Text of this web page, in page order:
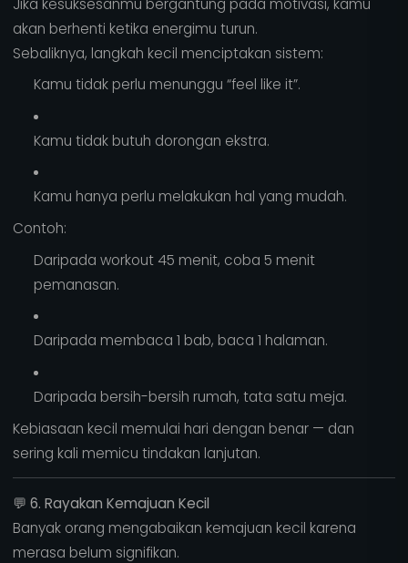
akan berhenti ketika energimu turun.
Sebaliknya, langkah kecil menciptakan sistem:
Kamu tidak perlu menunggu “feel like it”.
Kamu tidak butuh dorongan ekstra.
Kamu hanya perlu melakukan hal yang mudah.
Contoh:
Daripada workout 45 menit, coba 5 menit
pemanasan.
Daripada membaca 1 bab, baca 1 halaman.
Daripada bersih-bersih rumah, tata satu meja.
Kebiasaan kecil memulai hari dengan benar — dan
sering kali memicu tindakan lanjutan.
💬 6. Rayakan Kemajuan Kecil
Banyak orang mengabaikan kemajuan kecil karena
merasa belum signifikan.